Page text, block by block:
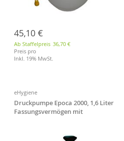
45,10 €
Ab Staffelpreis 36,70 €
Preis pro
Inkl. 19% MwSt.
eHygiene
Druckpumpe Epoca 2000, 1,6 Liter
Fassungsvermögen mit